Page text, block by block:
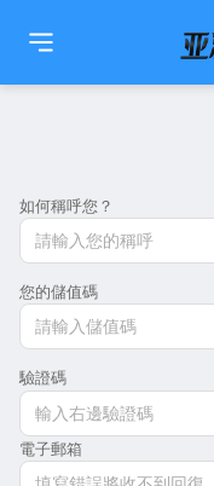
🇹🇼 简中
如何稱呼您？
您的儲值碼
驗證碼
電子郵箱